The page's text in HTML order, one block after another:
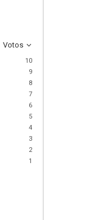
Votos
10
9
8
7
6
5
4
3
2
1